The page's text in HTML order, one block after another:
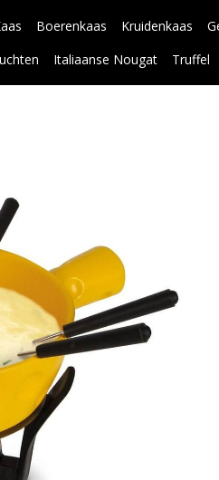
Boerenkaas Kruidenkaas
Italiaanse Nougat Truffel